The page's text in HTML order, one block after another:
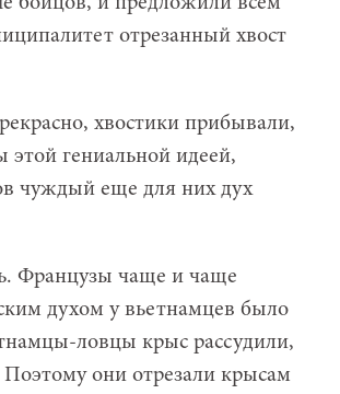
отрезанный хвост
хвостики прибывали,
гениальной идеей,
чуждый еще для них дух
Французы чаще и чаще
духом у вьетнамцев было
ловцы крыс рассудили,
Поэтому они отрезали крысам